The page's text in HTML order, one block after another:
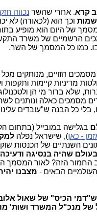
קרא. אחרי שהשר נכווה
שמות וכך הוא (לכאורה) לא
של היום הוא מופיע
הרשמיים של משרד
כמו כל המסמך של השר.
הזויים, מנותקים
מדיניות קיימות ותקפות
שלא ברור מי הן
מסמכים כאלה ונותנים
כל הבנה ש"עובדים עלינו
בגלישה במובייל (בתחום
- כאן), שישראל נפלה
השנתיים של הכנסות
שהיה בנסיגה
החמור הזה? לאור המסמך
הבאים - מצבנו
הכיס" של שאול
של מנכ"ל המשרד ושות'